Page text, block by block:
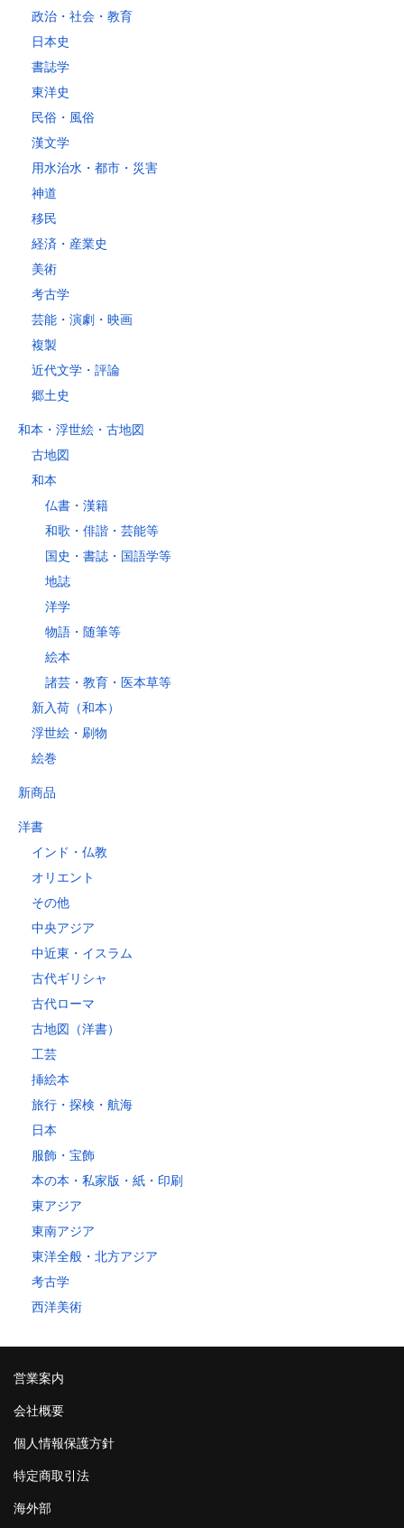
政治・社会・教育
日本史
書誌学
東洋史
民俗・風俗
漢文学
用水治水・都市・災害
神道
移民
経済・産業史
美術
考古学
芸能・演劇・映画
複製
近代文学・評論
郷土史
和本・浮世絵・古地図
古地図
和本
仏書・漢籍
和歌・俳諧・芸能等
国史・書誌・国語学等
地誌
洋学
物語・随筆等
絵本
諸芸・教育・医本草等
新入荷（和本）
浮世絵・刷物
絵巻
新商品
洋書
インド・仏教
オリエント
その他
中央アジア
中近東・イスラム
古代ギリシャ
古代ローマ
古地図（洋書）
工芸
挿絵本
旅行・探検・航海
日本
服飾・宝飾
本の本・私家版・紙・印刷
東アジア
東南アジア
東洋全般・北方アジア
考古学
西洋美術
営業案内
会社概要
個人情報保護方針
特定商取引法
海外部